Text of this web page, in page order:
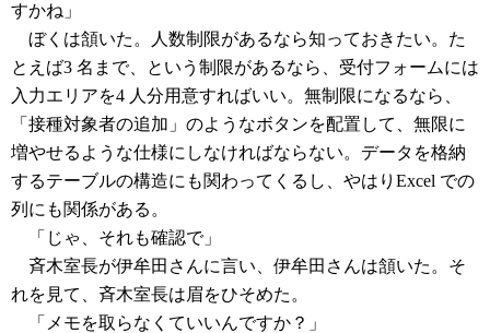
すかね」
ぼくは頷いた。人数制限があるなら知っておきたい。た
とえば3 名まで、という制限があるなら、受付フォームには
入力エリアを4 人分用意すればいい。無制限になるなら、
「接種対象者の追加」のようなボタンを配置して、無限に
増やせるような仕様にしなければならない。データを格納
するテーブルの構造にも関わってくるし、やはりExcel での
列にも関係がある。
「じゃ、それも確認で」
斉木室長が伊牟田さんに言い、伊牟田さんは頷いた。そ
れを見て、斉木室長は眉をひそめた。
「メモを取らなくていいんですか？」